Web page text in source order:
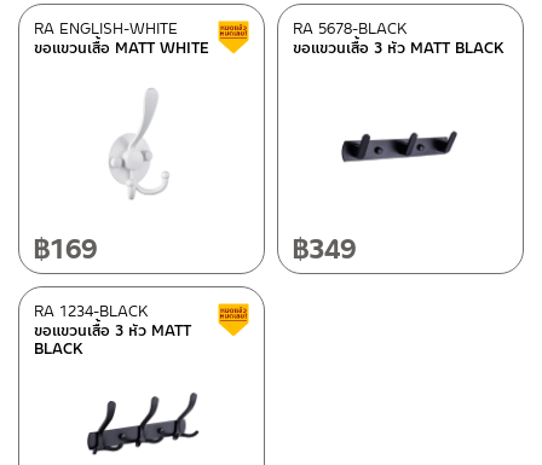
ขอแขวนเสื้อ MATT WHITE
RA ENGLISH-WHITE Clearance sale
฿169
ขอแขวนเสื้อ 3 หัว MATT BLACK
RA 5678-BLACK
฿349
ขอแขวนเสื้อ 3 หัว MATT
BLACK
RA 1234-BLACK